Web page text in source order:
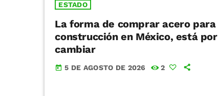
ESTADO
La forma de comprar acero para
construcción en México, está por
cambiar
today 5 DE AGOSTO DE 2026 2